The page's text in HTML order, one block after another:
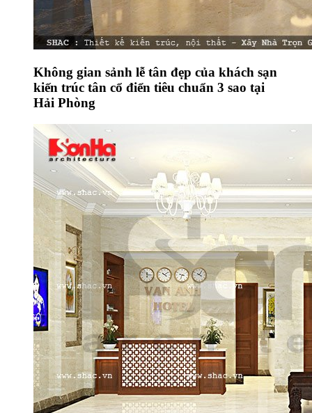
Không gian sảnh lễ tân đẹp của khách sạn
kiến trúc tân cổ điển tiêu chuẩn 3 sao tại
Hải Phòng